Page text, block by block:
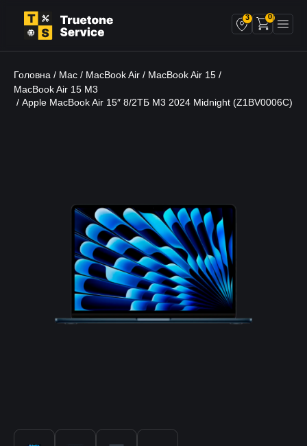
3 0
Головна / Mac / MacBook Air / MacBook Air 15 /
MacBook Air 15 M3
/ Apple MacBook Air 15″ 8/2ТБ M3 2024 Midnight (Z1BV0006C)